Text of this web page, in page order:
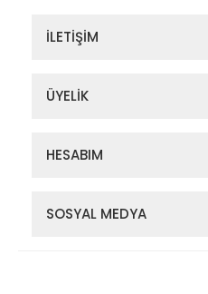
İLETİŞİM
ÜYELİK
HESABIM
SOSYAL MEDYA